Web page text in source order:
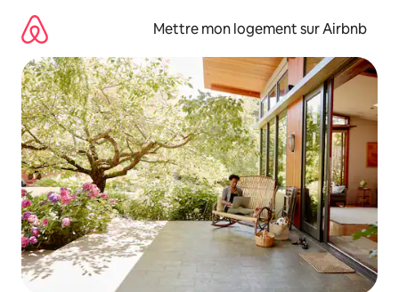
directement
contenu
Mettre mon logement sur Airbnb